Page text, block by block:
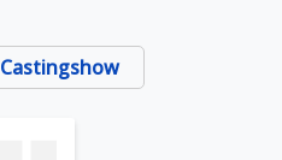
Castingshow